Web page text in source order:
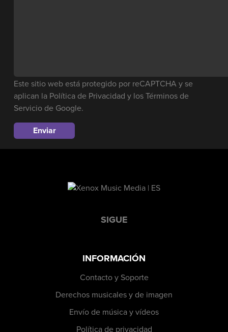
Este sitio web está protegido por reCAPTCHA y se
aplican la Política de Privacidad y losTérminos de
Servicio de Google.
SIGUE
INFORMACIÓN
Contacto y Soporte
Derechos musicales y de imagen
Envío de música y vídeos
Política de privacidad